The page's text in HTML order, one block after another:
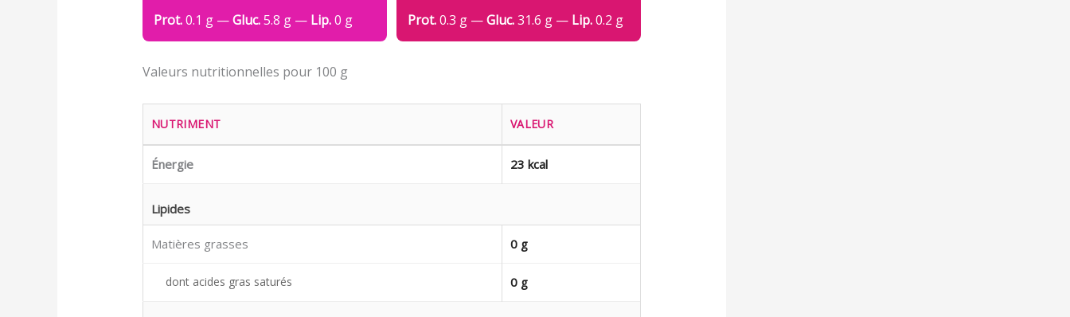
Prot.0.1 g —Gluc.5.8 g — Lip.0 g Prot.0.3 g —Gluc.31.6 g — Lip.0.2 g
Valeurs nutritionnelles pour 100 g
NUTRIMENT VALEUR
Énergie 23 kcal
Lipides
Matières grasses 0 g
dont acides gras saturés 0 g